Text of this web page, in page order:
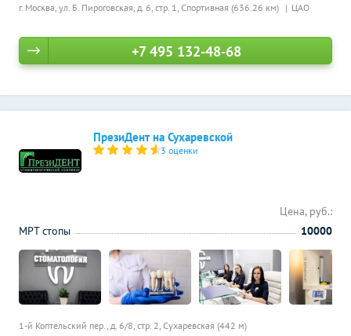
г. Москва, ул. Б. Пироговская, д. 6, стр. 1, Спортивная (636.26 км) ЦАО
+7 495 132-48-68
ПрезиДент на Сухаревской
3 оценки
1-й Коптельский пер., д. 6/8, стр. 2, Сухаревская (442 м)
Цена, руб.:
МРТ стопы
10000